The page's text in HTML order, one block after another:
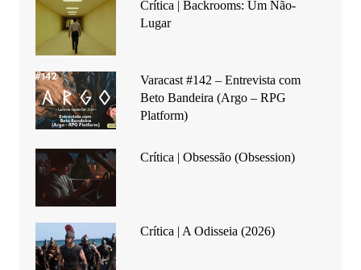
Crítica | Backrooms: Um Não-
Lugar
Varacast #142 – Entrevista com
Beto Bandeira (Argo – RPG
Platform)
Crítica | Obsessão (Obsession)
Crítica | A Odisseia (2026)